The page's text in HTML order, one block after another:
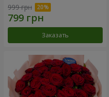
999 грн
Заказать